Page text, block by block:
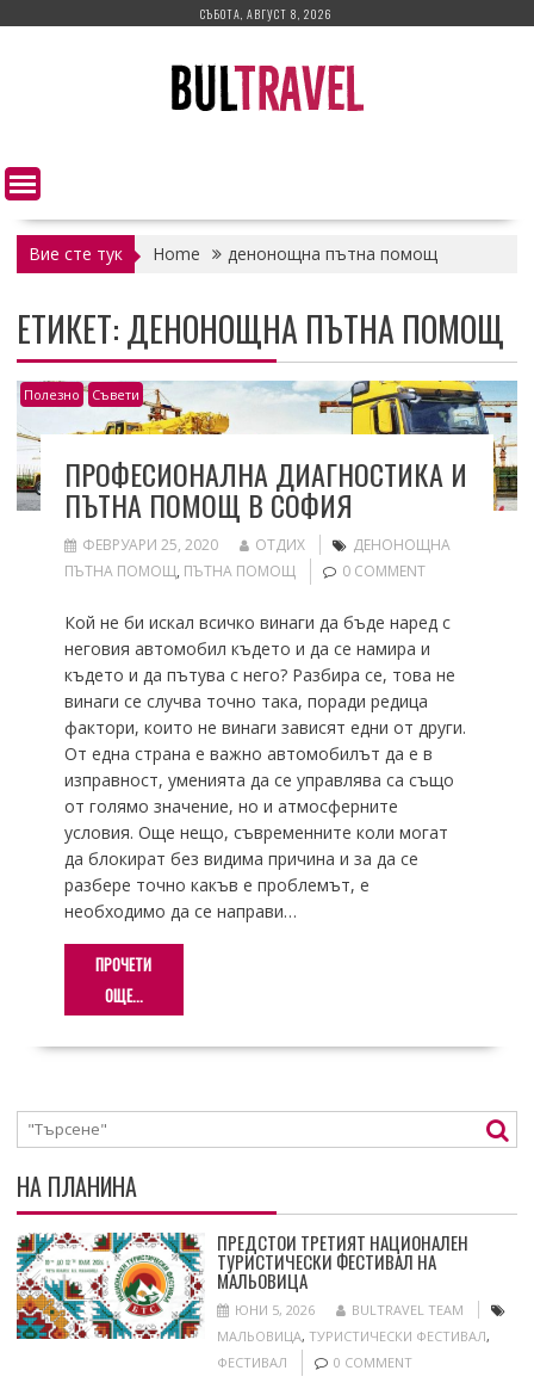
СЪБОТА, АВГУСТ 8, 2026
Вие сте тук Home денонощна пътна помощ
ЕТИКЕТ:ДЕНОНОЩНА ПЪТНА ПОМОЩ
Полезно Съвети
ПРОФЕСИОНАЛНА ДИАГНОСТИКА И
ПЪТНА ПОМОЩ В СОФИЯ
ФЕВРУАРИ 25, 2020 ОТДИХ
ДЕНОНОЩНА
ПЪТНА ПОМОЩ, ПЪТНА ПОМОЩ 0 COMMENT
Кой не би искал всичко винаги да бъде наред с
неговия автомобил където и да се намира и
където и да пътува с него? Разбира се, това не
винаги се случва точно така, поради редица
фактори, които не винаги зависят едни от други.
От една страна е важно автомобилът да е в
изправност, уменията да се управлява са също
от голямо значение, но и атмосферните
условия. Още нещо, съвременните коли могат
да блокират без видима причина и за да се
разбере точно какъв е проблемът, е
необходимо да се направи…
ПРОЧЕТИ
ОЩЕ...
НА ПЛАНИНА
ПРЕДСТОИ ТРЕТИЯТ НАЦИОНАЛЕН
ТУРИСТИЧЕСКИ ФЕСТИВАЛ НА
МАЛЬОВИЦА
ЮНИ 5, 2026
BULTRAVEL TEAM
МАЛЬОВИЦА, ТУРИСТИЧЕСКИ ФЕСТИВАЛ,
ФЕСТИВАЛ
0 COMMENT